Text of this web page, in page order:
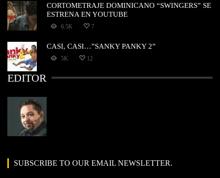
CORTOMETRAJE DOMINICANO “SWINGERS” SE
ESTRENA EN YOUTUBE
6.5K 7
CASI, CASI…”SANKY PANKY 2”
5K 12
EDITOR
SUBSCRIBE TO OUR EMAIL NEWSLETTER.